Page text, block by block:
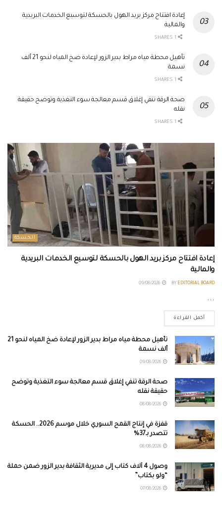
إعادة افتتاح مركز بريد الهول بالحسكة لتوسيع الخدمات البريدية
والمالية
تأهيل محطة مياه مراط بدير الزور لإعادة ضخ المياه لنحو 21 ألف
نسمة
صحة الرقة تنفي إغلاق قسم معالجة سوء التغذية وتوضح حقيقة
نقله
الحسكة
إعادة افتتاح مركز بريد الهول بالحسكة لتوسيع الخدمات البريدية
والمالية
BY EDITORIAL BOARD
...
أكمل القراءة
تأهيل محطة مياه مراط بدير الزور لإعادة ضخ المياه لنحو 21
ألف نسمة
صحة الرقة تنفي إغلاق قسم معالجة سوء التغذية وتوضح
حقيقة نقله
قفزة في إنتاج القمح السوري خلال موسم 2026.. الحسكة
تتصدر بـ37%
وصول 4 آلاف كتاب إلى مديرية الثقافة بدير الزور ضمن حملة
“ولو بكتاب”